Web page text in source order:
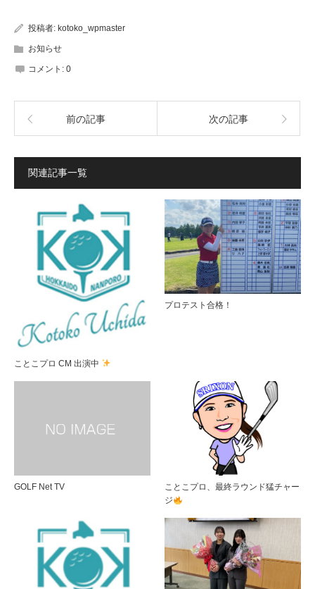
投稿者: kotoko_wpmaster
お知らせ
コメント: 0
前の記事 次の記事
関連記事一覧
ことこプロ CM 出演中
プロテスト合格！
GOLF Net TV
ことこプロ、最終ラウンド猛チャー
ジ